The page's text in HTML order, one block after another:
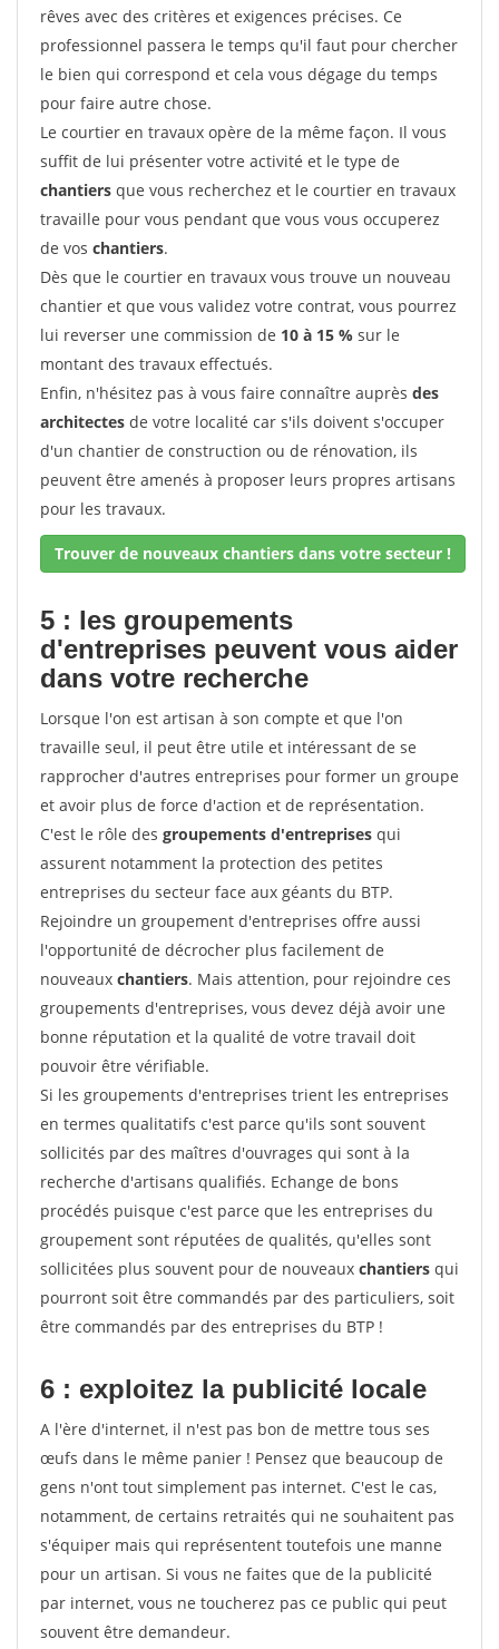
rêves avec des critères et exigences précises. Ce
professionnel passera le temps qu'il faut pour chercher
le bien qui correspond et cela vous dégage du temps
pour faire autre chose.
Le courtier en travaux opère de la même façon. Il vous
suffit de lui présenter votre activité et le type de
chantiers que vous recherchez et le courtier en travaux
travaille pour vous pendant que vous vous occuperez
de vos chantiers.
Dès que le courtier en travaux vous trouve un nouveau
chantier et que vous validez votre contrat, vous pourrez
lui reverser une commission de 10 à 15 % sur le
montant des travaux effectués.
Enfin, n'hésitez pas à vous faire connaître auprès des
architectes de votre localité car s'ils doivent s'occuper
d'un chantier de construction ou de rénovation, ils
peuvent être amenés à proposer leurs propres artisans
pour les travaux.
Trouver de nouveaux chantiers dans votre secteur !
5 : les groupements
d'entreprises peuvent vous aider
dans votre recherche
Lorsque l'on est artisan à son compte et que l'on
travaille seul, il peut être utile et intéressant de se
rapprocher d'autres entreprises pour former un groupe
et avoir plus de force d'action et de représentation.
C'est le rôle des groupements d'entreprises qui
assurent notamment la protection des petites
entreprises du secteur face aux géants du BTP.
Rejoindre un groupement d'entreprises offre aussi
l'opportunité de décrocher plus facilement de
nouveaux chantiers. Mais attention, pour rejoindre ces
groupements d'entreprises, vous devez déjà avoir une
bonne réputation et la qualité de votre travail doit
pouvoir être vérifiable.
Si les groupements d'entreprises trient les entreprises
en termes qualitatifs c'est parce qu'ils sont souvent
sollicités par des maîtres d'ouvrages qui sont à la
recherche d'artisans qualifiés. Echange de bons
procédés puisque c'est parce que les entreprises du
groupement sont réputées de qualités, qu'elles sont
sollicitées plus souvent pour de nouveaux chantiers qui
pourront soit être commandés par des particuliers, soit
être commandés par des entreprises du BTP !
6 : exploitez la publicité locale
A l'ère d'internet, il n'est pas bon de mettre tous ses
œufs dans le même panier ! Pensez que beaucoup de
gens n'ont tout simplement pas internet. C'est le cas,
notamment, de certains retraités qui ne souhaitent pas
s'équiper mais qui représentent toutefois une manne
pour un artisan. Si vous ne faites que de la publicité
par internet, vous ne toucherez pas ce public qui peut
souvent être demandeur.